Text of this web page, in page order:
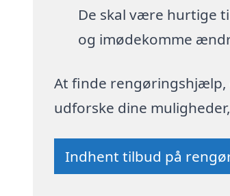
De skal være hurtige
og imødekomme
At finde
udforske dine
Indhent tilbud på